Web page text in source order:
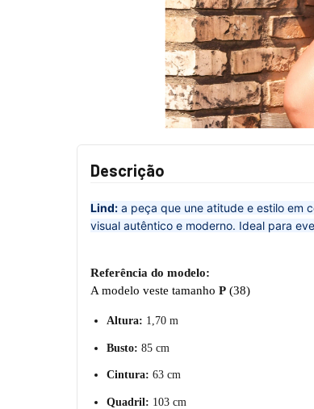
Descrição
Lind: a peça que une atitude e estilo em
visual autêntico e moderno. Ideal para
Referência do modelo:
A modelo veste tamanho P (38)
Altura: 1,70 m
Busto: 85 cm
Cintura: 63 cm
Quadril: 103 cm